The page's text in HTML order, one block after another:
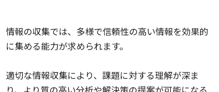
情報の収集では、多様で信頼性の高い情報を効果的
に集める能力が求められます。
適切な情報収集により、課題に対する理解が深ま